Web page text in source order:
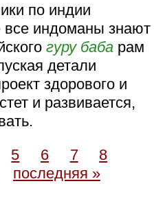
по индии
индоманы знают
гуру баба рам
детали
здорового и
и развивается,
5 6 7
8
последняя »